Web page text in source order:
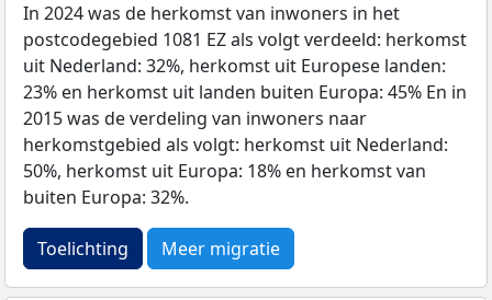
In 2024 was de herkomst van inwoners in het
postcodegebied 1081 EZ als volgt verdeeld: herkomst
uit Nederland: 32%, herkomst uit Europese landen:
23% en herkomst uit landen buiten Europa: 45% En in
2015 was de verdeling van inwoners naar
herkomstgebied als volgt: herkomst uit Nederland:
50%, herkomst uit Europa: 18% en herkomst van
buiten Europa: 32%.
Toelichting Meer migratie